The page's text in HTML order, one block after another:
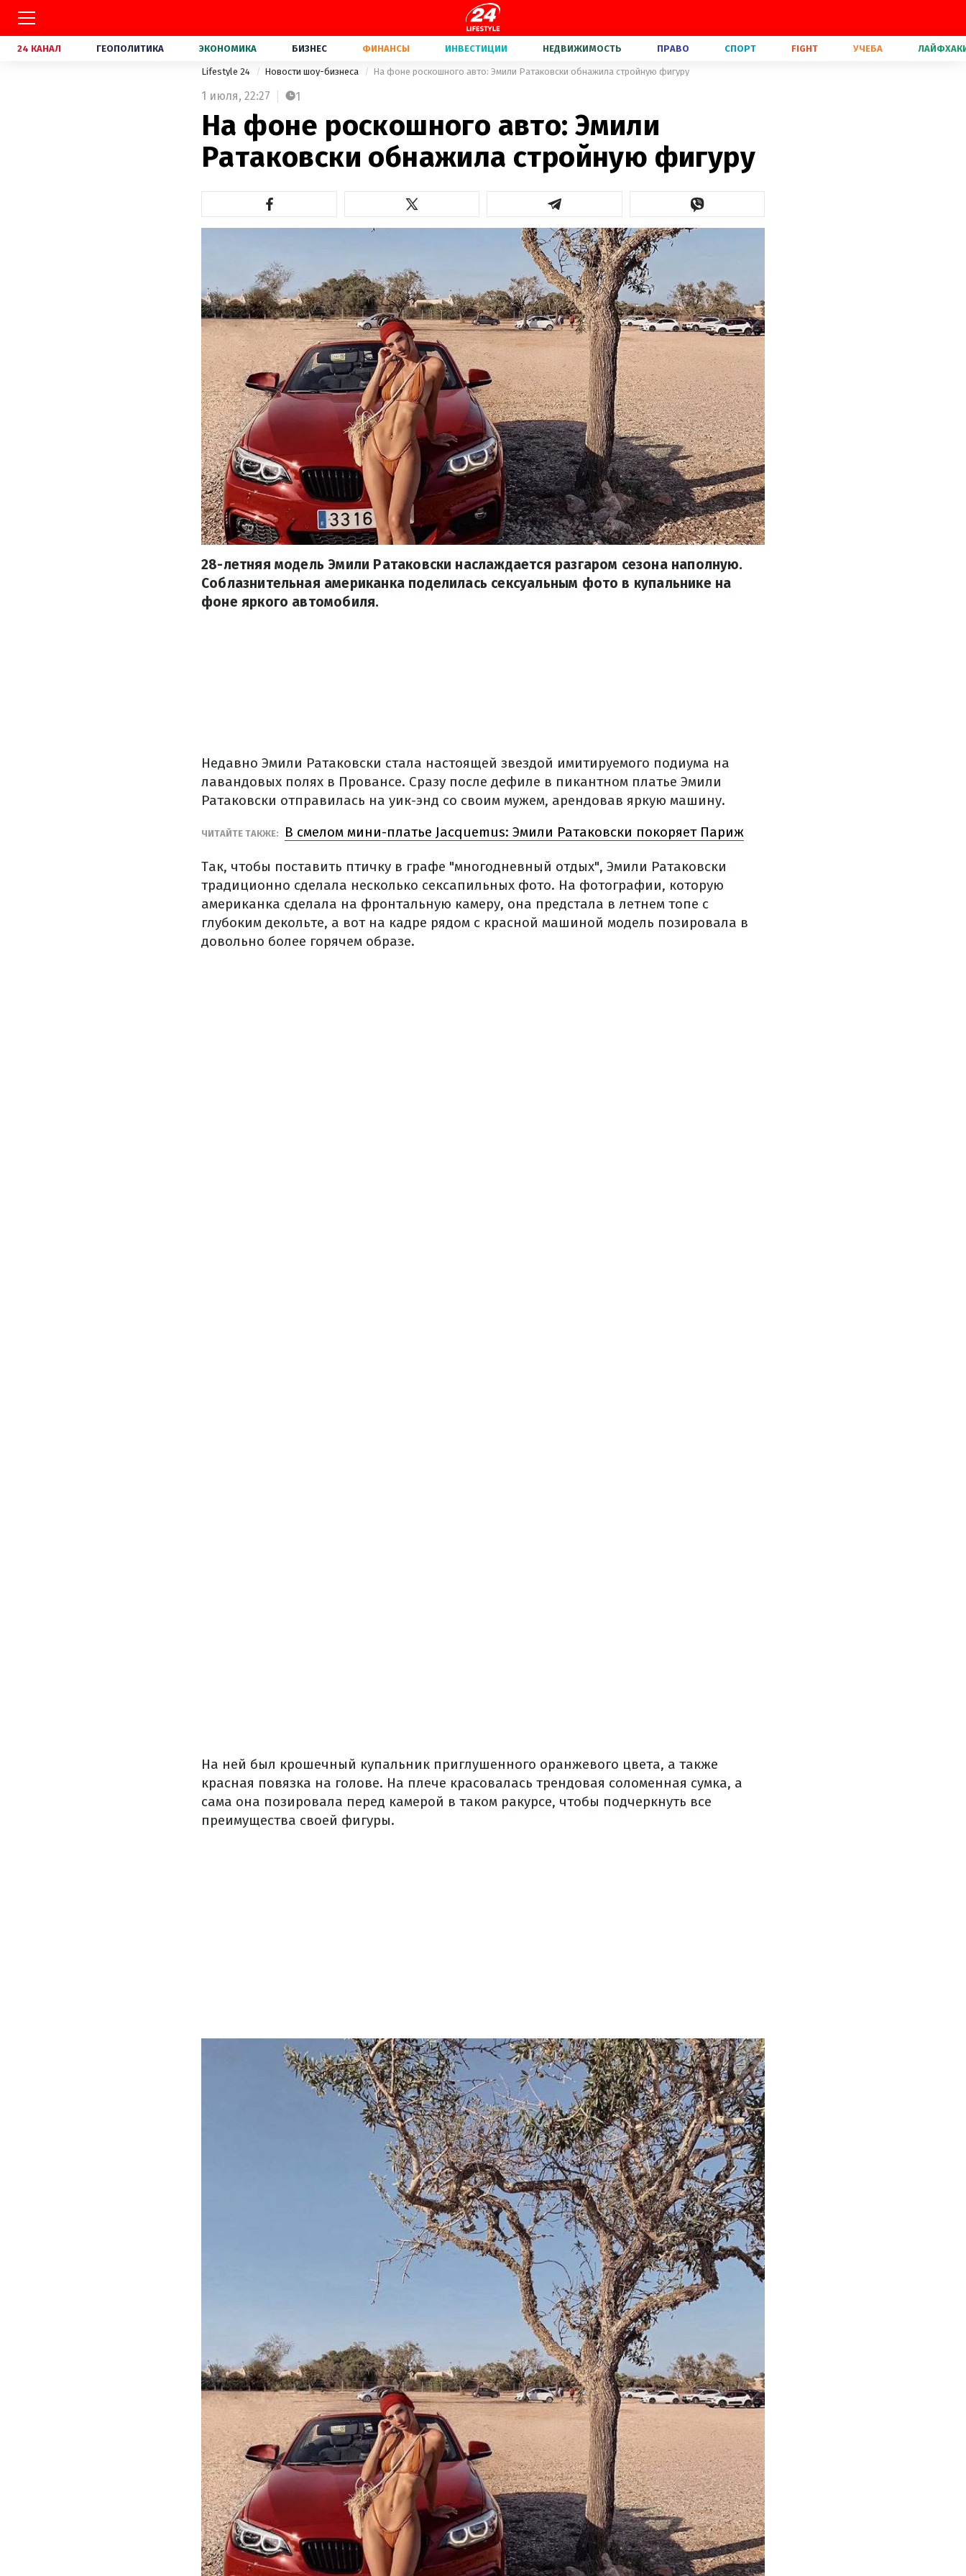
24 КАНАЛ ГЕОПОЛИТИКА ЭКОНОМИКА БИЗНЕС ФИНАНСЫ ИНВЕСТИЦИИ НЕДВИЖИМОСТЬ ПРАВО СПОРТ FIGHT УЧЕБА
Lifestyle 24 Новости шоу-бизнеса На фоне роскошного авто: Эмили Ратаковски обнажила стройную фигуру
1 июля, 22:27 1
На фоне роскошного авто: Эмили
Ратаковски обнажила стройную фигуру
28-летняя модель Эмили Ратаковски наслаждается разгаром сезона наполную.
Соблазнительная американка поделилась сексуальным фото в купальнике на
фоне яркого автомобиля.
Недавно Эмили Ратаковски стала настоящей звездой имитируемого подиума на
лавандовых полях в Провансе. Сразу после дефиле в пикантном платье Эмили
Ратаковски отправилась на уик-энд со своим мужем, арендовав яркую машину.
ЧИТАЙТЕ ТАКЖЕ: В смелом мини-платье Jacquemus: Эмили Ратаковски покоряет Париж
Так, чтобы поставить птичку в графе "многодневный отдых", Эмили Ратаковски
традиционно сделала несколько сексапильных фото. На фотографии, которую
американка сделала на фронтальную камеру, она предстала в летнем топе с
глубоким декольте, а вот на кадре рядом с красной машиной модель позировала в
довольно более горячем образе.
На ней был крошечный купальник приглушенного оранжевого цвета, а также
красная повязка на голове. На плече красовалась трендовая соломенная сумка, а
сама она позировала перед камерой в таком ракурсе, чтобы подчеркнуть все
преимущества своей фигуры.